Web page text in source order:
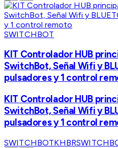
SWITCHBOT
KIT Controlador HUB
SwitchBot, Señal Wifi y
pulsadores y 1 control
KIT Controlador HUB
SwitchBot, Señal Wifi y
pulsadores y 1 control
SWITCHBOTKHBR